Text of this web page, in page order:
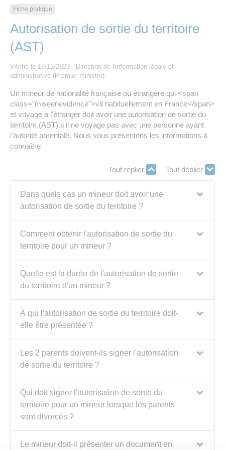
Eau et assainissement
Travaux
Numérique
Annuaire de contacts
Les offres d’emploi de la communauté de
communes
Nos publications
Fiche pratique
Autorisation de sortie du territoire
(AST)
Vérifié le 18/12/2023 - Direction de l'information légale et
administrative (Premier ministre)
Un mineur de nationalité française ou étrangère qui <span
class="miseenevidence">vit habituellement en France</span>
et voyage à l'étranger doit avoir une autorisation de sortie du
territoire (AST) s'il ne voyage pas avec une personne ayant
l'autorité parentale. Nous vous présentons les informations à
connaître.
Tout replier Tout déplier
Dans quels cas un mineur doit avoir une
autorisation de sortie du territoire ?
Comment obtenir l'autorisation de sortie du
territoire pour un mineur ?
Quelle est la durée de l'autorisation de sortie
du territoire d'un mineur ?
À qui l'autorisation de sortie du territoire doit-
elle être présentée ?
Les 2 parents doivent-ils signer l'autorisation
de sortie du territoire ?
Qui doit signer l'autorisation de sortie du
territoire pour un mineur lorsque les parents
sont divorcés ?
Le mineur doit-il présenter un document en